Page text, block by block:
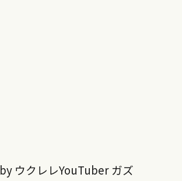
by ウクレレYouTuber ガズ